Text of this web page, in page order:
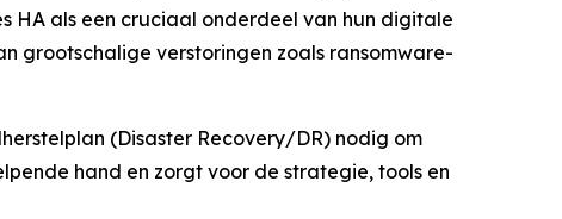
HA als een cruciaal onderdeel van hun digitale
grootschalige verstoringen zoals ransomware-
(Disaster Recovery/DR) nodig om
hand en zorgt voor de strategie, tools en